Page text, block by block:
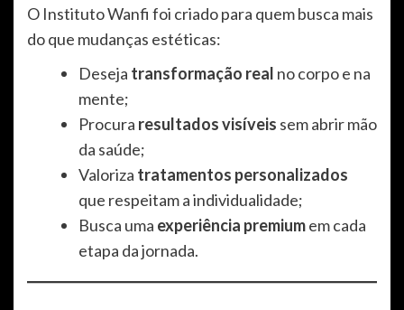
O Instituto Wanfi foi criado para quem busca mais
do que mudanças estéticas:
Deseja transformação real no corpo e na
mente;
Procura resultados visíveis sem abrir mão
da saúde;
Valoriza tratamentos personalizados
que respeitam a individualidade;
Busca uma experiência premiumem cada
etapa da jornada.